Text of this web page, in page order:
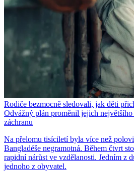
Rodiče bezmocně sledovali, jak děti
Odvážný plán proměnil jejich největšího
záchranu
Na přelomu tisíciletí byla více než
Bangladéše negramotná. Během čtvrt
rapidní nárůst ve vzdělanosti. Jedním z
jednoho z obyvatel.